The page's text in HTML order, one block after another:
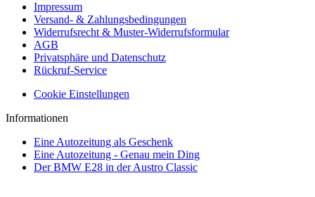
Impressum
Versand- & Zahlungsbedingungen
Widerrufsrecht & Muster-Widerrufsformular
AGB
Privatsphäre und Datenschutz
Rückruf-Service
Cookie Einstellungen
Informationen
Eine Autozeitung als Geschenk
Eine Autozeitung - Genau mein Ding
Der BMW E28 in der Austro Classic